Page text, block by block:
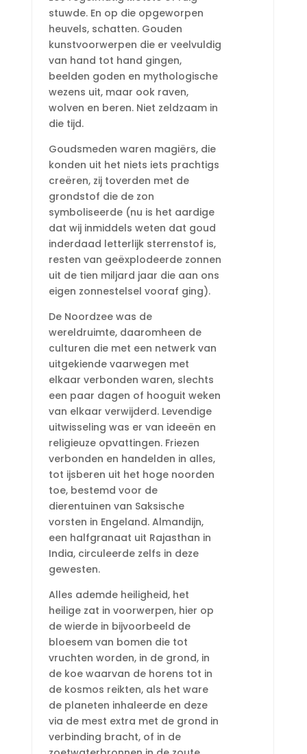
stuwde. En op die opgeworpen
heuvels, schatten. Gouden
kunstvoorwerpen die er veelvuldig
van hand tot hand gingen,
beelden goden en mythologische
wezens uit, maar ook raven,
wolven en beren. Niet zeldzaam in
die tijd.
Goudsmeden waren magiërs, die
konden uit het niets iets prachtigs
creëren, zij toverden met de
grondstof die de zon
symboliseerde (nu is het aardige
dat wij inmiddels weten dat goud
inderdaad letterlijk sterrenstof is,
resten van geëxplodeerde zonnen
uit de tien miljard jaar die aan ons
eigen zonnestelsel vooraf ging).
De Noordzee was de
wereldruimte, daaromheen de
culturen die met een netwerk van
uitgekiende vaarwegen met
elkaar verbonden waren, slechts
een paar dagen of hooguit weken
van elkaar verwijderd. Levendige
uitwisseling was er van ideeën en
religieuze opvattingen. Friezen
verbonden en handelden in alles,
tot ijsberen uit het hoge noorden
toe, bestemd voor de
dierentuinen van Saksische
vorsten in Engeland. Almandijn,
een halfgranaat uit Rajasthan in
India, circuleerde zelfs in deze
gewesten.
Alles ademde heiligheid, het
heilige zat in voorwerpen, hier op
de wierde in bijvoorbeeld de
bloesem van bomen die tot
vruchten worden, in de grond, in
de koe waarvan de horens tot in
de kosmos reikten, als het ware
de planeten inhaleerde en deze
via de mest extra met de grond in
verbinding bracht, of in de